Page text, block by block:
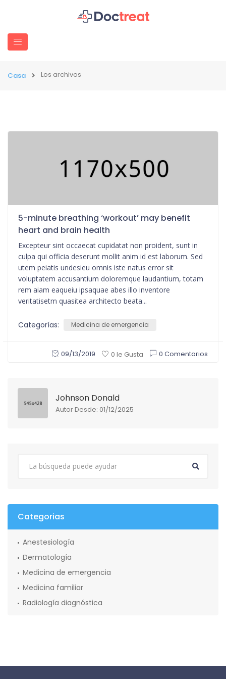
Casa Los archivos
5-minute breathing ‘workout’ may benefit
heart and brain health
Excepteur sint occaecat cupidatat non proident, sunt in
culpa qui officia deserunt mollit anim id est laborum. Sed
utem peiatis undesieu omnis iste natus error sit
voluptatem accusantium doloremque laudantium, totam
rem aiam eaqueiu ipsaquae abes illo inventore
veritatisetm quasitea architecto beata...
Categorías: Medicina de emergencia
09/13/2019 0 le Gusta 0 Comentarios
Johnson Donald
Autor Desde: 01/12/2025
Categorias
Anestesiología
Dermatología
Medicina de emergencia
Medicina familiar
Radiología diagnóstica